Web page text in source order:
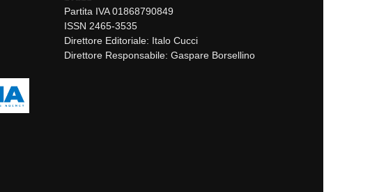
Partita IVA 01868790849
ISSN 2465-3535
Direttore Editoriale: Italo Cucci
Direttore Responsabile: Gaspare Borsellino